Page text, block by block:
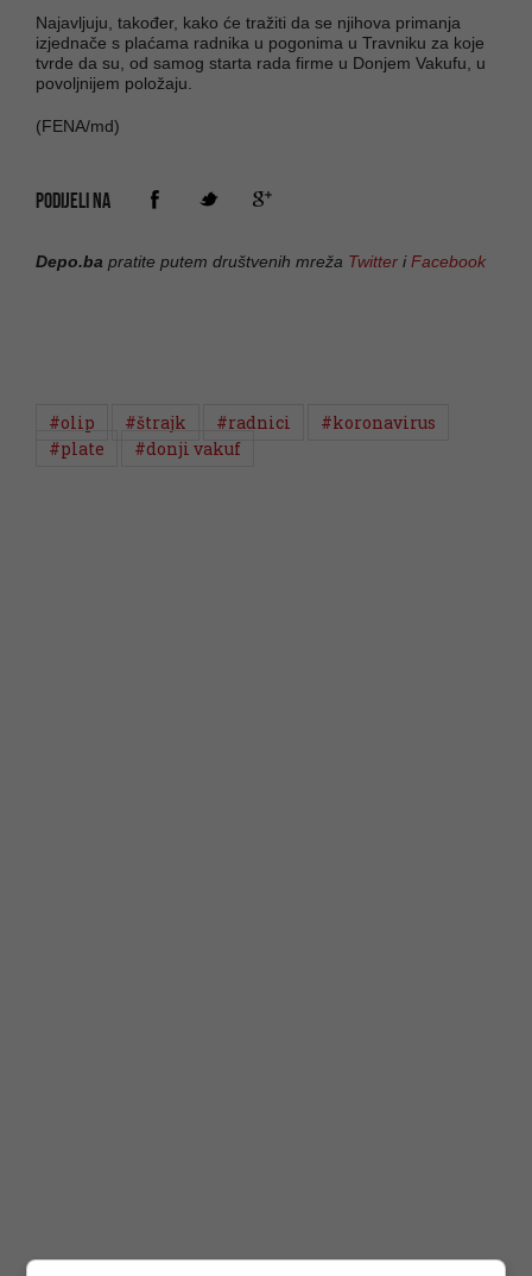
Najavljuju, također, kako će tražiti da se njihova primanja
izjednače s plaćama radnika u pogonima u Travniku za koje
tvrde da su, od samog starta rada firme u Donjem Vakufu, u
povoljnijem položaju.
(FENA/md)
PODIJELI NA
Depo.ba pratite putem društvenih mreža Twitter iFacebook
#olip #štrajk #radnici
#koronavirus
#plate
#donji vakuf